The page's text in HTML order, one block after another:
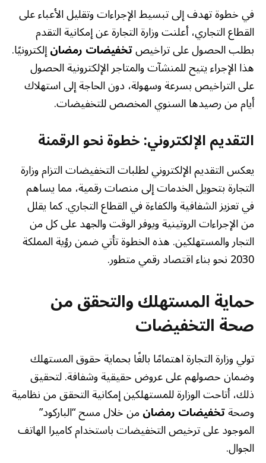
في خطوة تهدف إلى تبسيط الإجراءات وتقليل الأعباء على
القطاع التجاري، أعلنت وزارة التجارة عن إمكانية التقدم
بطلب الحصول على تراخيصتخفيضات رمضانإلكترونيًا.
هذا الإجراء يتيح للمنشآت والمتاجر الإلكترونية الحصول
على التراخيص بسرعة وسهولة، دون الحاجة إلى استهلاك
أيام من رصيدها السنوي المخصص للتخفيضات.
التقديم الإلكتروني: خطوة نحو الرقمنة
يعكس التقديم الإلكتروني لطلبات التخفيضات التزام وزارة
التجارة بتحويل الخدمات إلى منصات رقمية، مما يساهم
في تعزيز الشفافية والكفاءة في القطاع التجاري. كما يقلل
من الإجراءات الروتينية ويوفر الوقت والجهد على كل من
التجار والمستهلكين. هذه الخطوة تأتي ضمن رؤية المملكة
2030 نحو بناء اقتصاد رقمي متطور.
حماية المستهلك والتحقق من
صحة التخفيضات
تولي وزارة التجارة اهتمامًا بالغًا بحماية حقوق المستهلك
وضمان حصولهم على عروض حقيقية وشفافة. لتحقيق
ذلك، أتاحت الوزارة للمستهلكين إمكانية التحقق من نظامية
وصحةتخفيضات رمضانمن خلال مسح “الباركود”
الموجود على ترخيص التخفيضات باستخدام كاميرا الهاتف
الجوال.